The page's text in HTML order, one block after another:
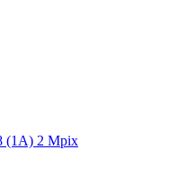
(1A) 2 Mpix